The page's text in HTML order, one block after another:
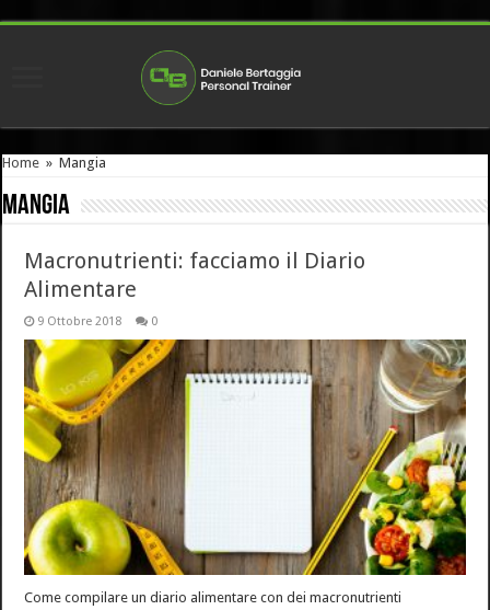
Home » Mangia
Mangia
Macronutrienti: facciamo il Diario
Alimentare
9 Ottobre 2018 0
Come compilare un diario alimentare con dei macronutrienti